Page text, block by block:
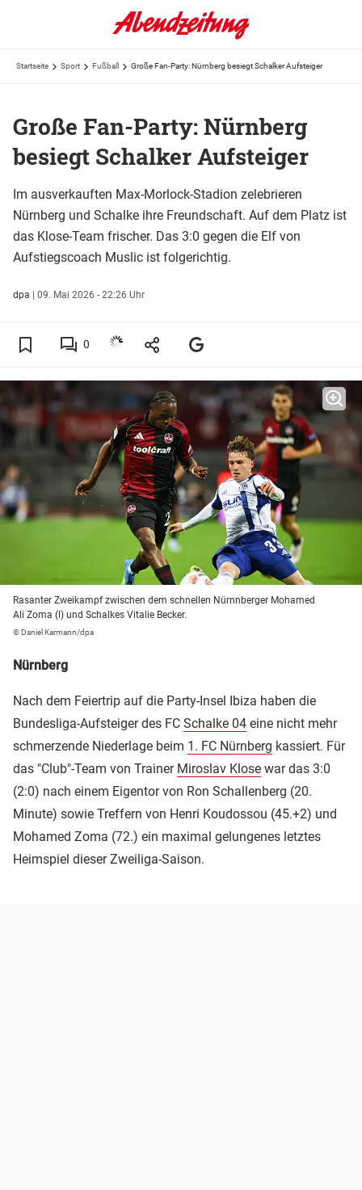
Startseite Sport Fußball Große Fan-Party: Nürnberg besiegt Schalker Aufsteiger
Große Fan-Party: Nürnberg
besiegt Schalker Aufsteiger
Im ausverkauften Max-Morlock-Stadion zelebrieren
Nürnberg und Schalke ihre Freundschaft. Auf dem Platz ist
das Klose-Team frischer. Das 3:0 gegen die Elf von
Aufstiegscoach Muslic ist folgerichtig.
dpa | 09. Mai 2026 - 22:26 Uhr
0
Rasanter Zweikampf zwischen dem schnellen Nürnnberger Mohamed
Ali Zoma (l) und Schalkes Vitalie Becker.
© Daniel Karmann/dpa
Nürnberg
Nach dem Feiertrip auf die Party-Insel Ibiza haben die
Bundesliga-Aufsteiger des FC Schalke 04 eine nicht mehr
schmerzende Niederlage beim 1. FC Nürnberg kassiert. Für
das "Club"-Team von Trainer Miroslav Klose war das 3:0
(2:0) nach einem Eigentor von Ron Schallenberg (20.
Minute) sowie Treffern von Henri Koudossou (45.+2) und
Mohamed Zoma (72.) ein maximal gelungenes letztes
Heimspiel dieser Zweiliga-Saison.